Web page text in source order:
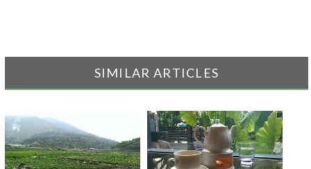
SIMILAR ARTICLES